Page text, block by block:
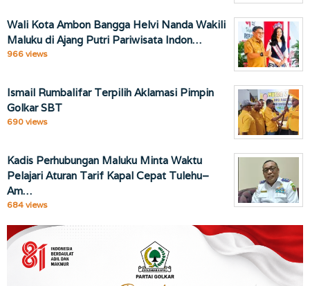
Wali Kota Ambon Bangga Helvi Nanda Wakili
Maluku di Ajang Putri Pariwisata Indon…
966 views
Ismail Rumbalifar Terpilih Aklamasi Pimpin
Golkar SBT
690 views
Kadis Perhubungan Maluku Minta Waktu
Pelajari Aturan Tarif Kapal Cepat Tulehu–
Am…
684 views